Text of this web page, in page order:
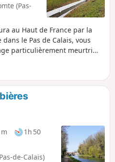
(Pas-
au Haut de France par la
le Pas de Calais, vous
particulièrement meurtri
à Boisleux-Saint-Marc,
monte à diu », avant
arrageoise. Vous traversez la
est inscrit par l’Unesco à la
l’Humanité. À ses pieds,
maisons aux façades
vous découvrez le marais
la source Sainte-Bertille et sa
1h 50
de-Calais)